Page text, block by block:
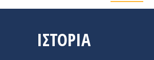
ΙΣΤΟΡΙΑ